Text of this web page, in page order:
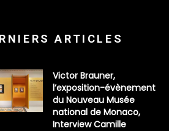
ARTICLES
Victor Brauner,
l’exposition-évènement
du Nouveau Musée
national de Monaco,
Interview Camille